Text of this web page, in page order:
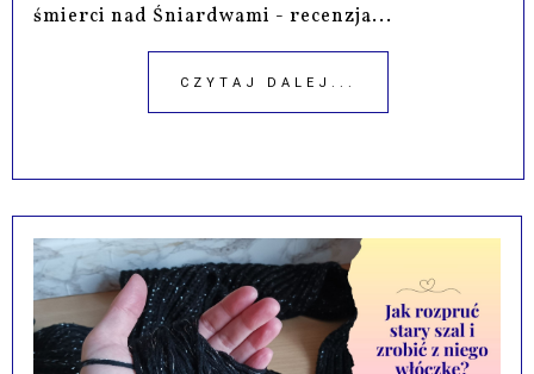
śmierci nad Śniardwami - recenzja...
CZYTAJ DALEJ...